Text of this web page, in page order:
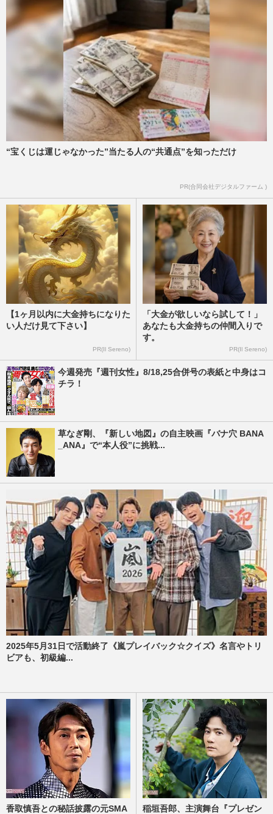
“宝くじは運じゃなかった”当たる人の“共通点”を知っただけ
PR(合同会社デジタルファーム )
【1ヶ月以内に大金持ちになりた
い人だけ見て下さい】
PR(Il Sereno)
「大金が欲しいなら試して！」
あなたも大金持ちの仲間入りで
す。
PR(Il Sereno)
今週発売『週刊女性』8/18,25合併号の表紙と中身はコ
チラ！
草なぎ剛、『新しい地図』の自主映画『バナ穴 BANA
_ANA』で“本人役”に挑戦...
2025年5月31日で活動終了《嵐プレイバック☆クイズ》名言やトリ
ビアも、初級編...
香取慎吾との秘話披露の元SMA
稲垣吾郎、主演舞台『プレゼン